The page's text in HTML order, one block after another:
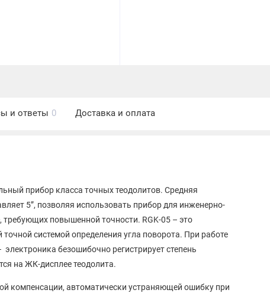
и ответы 0 Доставка и оплата
прибор класса точных теодолитов. Средняя
5”, позволяя использовать прибор для инженерно-
требующих повышенной точности. RGK-05 – это
системой определения угла поворота. При работе
безошибочно регистрирует степень
на ЖК-дисплее теодолита.
компенсации, автоматически устраняющей ошибку при